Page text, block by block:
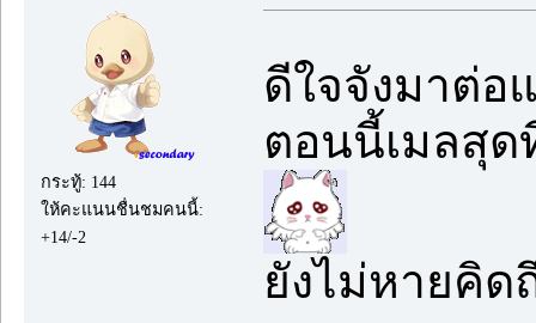
กระทู้: 144
ให้คะแนนชื่นชมคนนี้:
+14/-2
ดีใจจังมาต่อ
ตอนนี้เมลสุด
ยังไม่หายคิด